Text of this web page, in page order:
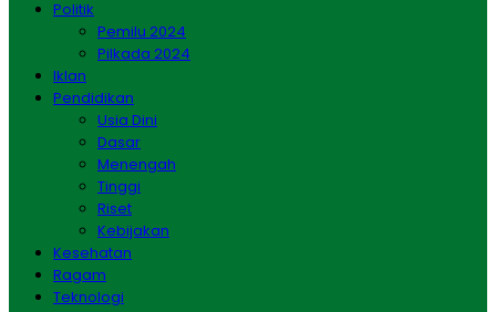
Politik
Pemilu 2024
Pilkada 2024
Iklan
Pendidikan
Usia Dini
Dasar
Menengah
Tinggi
Riset
Kebijakan
Kesehatan
Ragam
Teknologi